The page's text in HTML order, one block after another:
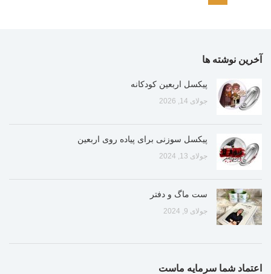
آخرین نوشته ها
پیکسل اربعین کودکانه
جولای 14, 2026
پیکسل سوزنی برای پیاده روی اربعین
جولای 13, 2024
ست ماگ و دفتر
جولای 9, 2024
اعتماد شما سرمایه ماست